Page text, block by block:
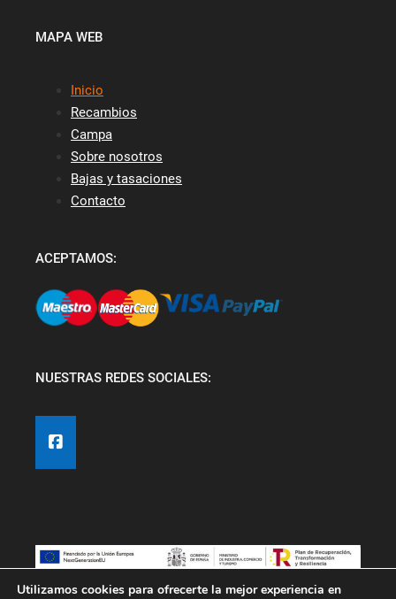
MAPA WEB
Inicio
Recambios
Campa
Sobre nosotros
Bajas y tasaciones
Contacto
ACEPTAMOS:
NUESTRAS REDES SOCIALES:
Utilizamos cookies para ofrecerte la mejor experiencia en